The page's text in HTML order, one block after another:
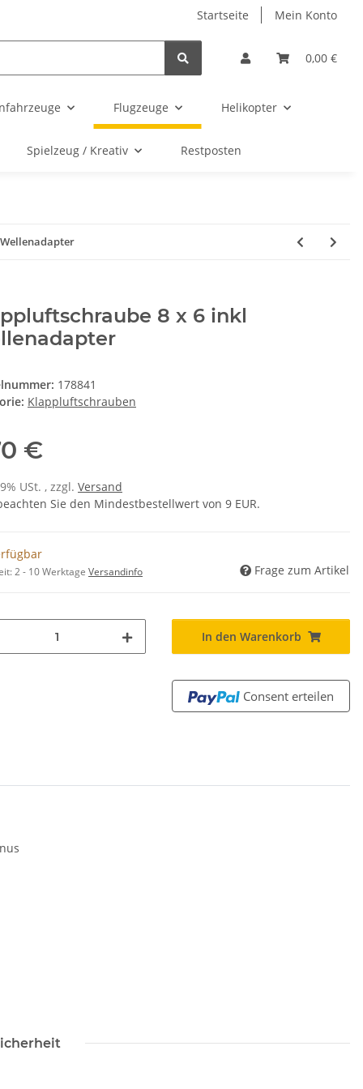
Startseite Mein Konto
0,00 €
Flugzeuge Helikopter
Spielzeug / Kreativ Restposten
8 x 6 inkl
178841
Klappluftschrauben
€
USt. , zzgl. Versand
Sie den Mindestbestellwert von 9 EUR.
2 - 10 Werktage Versandinfo Frage zum Artikel
In den Warenkorb
Consent erteilen